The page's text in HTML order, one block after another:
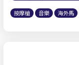
按摩槍 音樂 海外馬